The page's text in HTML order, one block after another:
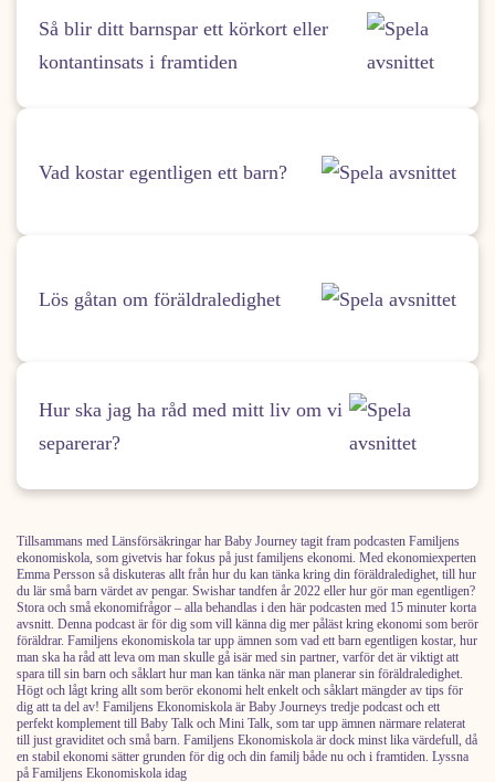
Så blir ditt barnspar ett körkort eller
kontantinsats i framtiden
Vad kostar egentligen ett barn?
Lös gåtan om föräldraledighet
Hur ska jag ha råd med mitt liv om vi
separerar?
Tillsammans med Länsförsäkringar har Baby Journey tagit fram podcasten Familjens
ekonomiskola, som givetvis har fokus på just familjens ekonomi. Med ekonomiexperten
Emma Persson så diskuteras allt från hur du kan tänka kring din föräldraledighet, till hur
du lär små barn värdet av pengar. Swishar tandfen år 2022 eller hur gör man egentligen?
Stora och små ekonomifrågor – alla behandlas i den här podcasten med 15 minuter korta
avsnitt. Denna podcast är för dig som vill känna dig mer påläst kring ekonomi som berör
föräldrar. Familjens ekonomiskola tar upp ämnen som vad ett barn egentligen kostar, hur
man ska ha råd att leva om man skulle gå isär med sin partner, varför det är viktigt att
spara till sin barn och såklart hur man kan tänka när man planerar sin föräldraledighet.
Högt och lågt kring allt som berör ekonomi helt enkelt och såklart mängder av tips för
dig att ta del av! Familjens Ekonomiskola är Baby Journeys tredje podcast och ett
perfekt komplement till Baby Talk och Mini Talk, som tar upp ämnen närmare relaterat
till just graviditet och små barn. Familjens Ekonomiskola är dock minst lika värdefull, då
en stabil ekonomi sätter grunden för dig och din familj både nu och i framtiden. Lyssna
på Familjens Ekonomiskola idag